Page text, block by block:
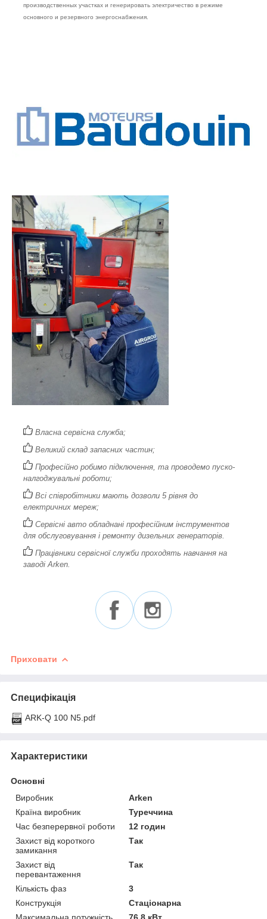
производственных участках и генерировать электричество в режиме
основного и резервного энергоснабжения.
Власна сервісна служба;
Великий склад запасних частин;
Професійно робимо підключення, та проводемо пуско-
налгоджувальні роботи;
Всі співробітники мають дозволи 5 рівня до
електричних мереж;
Сервісні авто обладнані професійним інструментов
для обслуговування і ремонту дизельних генераторів.
Працівники сервісної служби проходять навчання на
заводі Arken.
Приховати
Специфікація
ARK-Q 100 N5.pdf
Характеристики
Основні
Виробник
Arken
Країна виробник
Туреччина
Час безперервної роботи
12 годин
Захист від короткого
замикання
Так
Захист від
перевантаження
Так
Кількість фаз
3
Конструкція
Стаціонарна